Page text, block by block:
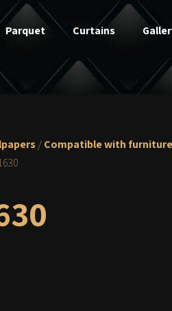
Parquet Curtains
/Compatible with